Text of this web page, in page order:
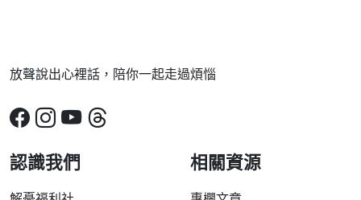
放聲說出心裡話，陪你一起走過煩惱
認識我們 相關資源